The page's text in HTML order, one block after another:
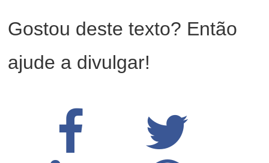
Gostou deste texto? Então
ajude a divulgar!